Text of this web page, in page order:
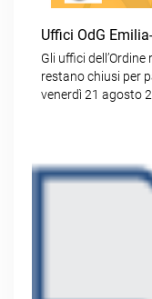
Uffici OdG
Gli uffici
restano chiusi per
venerdì 21 agosto